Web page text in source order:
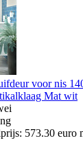
voor nis
Mat wit
573.30 euro